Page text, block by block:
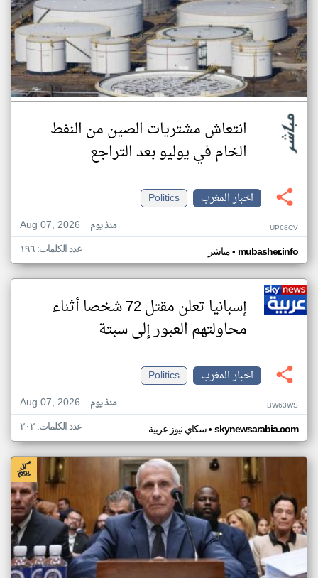
انتعاش مشتريات الصين من النفط
الخام في يوليو بعد التراجع
اخبار المغرب
Politics
Aug 07, 2026
منذ يوم UP68CV
مباشر• mubasher.info عدد الكلمات: ١٩٦
إسبانيا تعلن مقتل 72 شخصا أثناء
محاولتهم العبور إلى سبتة
اخبار المغرب
Politics
Aug 07, 2026
منذ يوم BW63WS
سكاي نيوز عربية• skynewsarabia.com عدد الكلمات: ٢٠٢